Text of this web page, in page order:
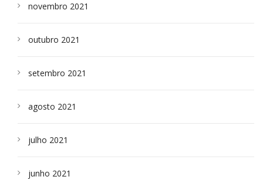
novembro 2021
outubro 2021
setembro 2021
agosto 2021
julho 2021
junho 2021